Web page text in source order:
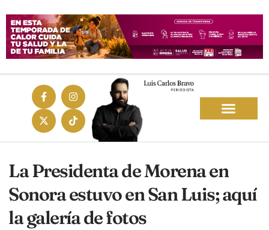
La Presidenta de Morena en
Sonora estuvo en San Luis; aquí
la galería de fotos